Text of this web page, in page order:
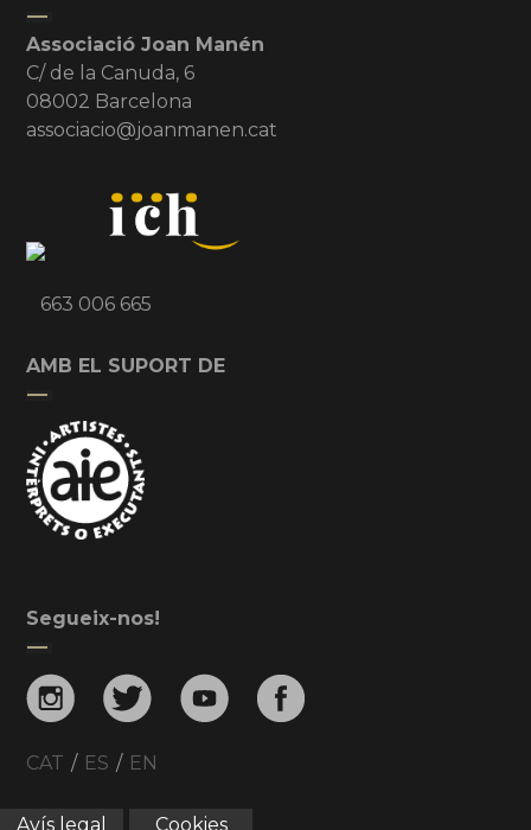
Associació Joan Manén
C/ de la Canuda, 6
08002 Barcelona
associacio@joanmanen.cat
663 006 665
AMB EL SUPORT DE
Segueix-nos!
CAT / ES / EN
Avís legal Cookies